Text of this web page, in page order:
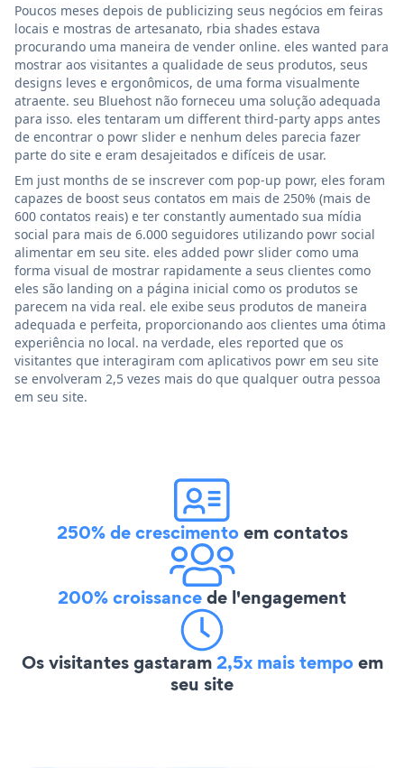
Poucos meses depois de publicizing seus negócios em feiras
locais e mostras de artesanato, rbia shades estava
procurando uma maneira de vender online. eles wanted para
mostrar aos visitantes a qualidade de seus produtos, seus
designs leves e ergonômicos, de uma forma visualmente
atraente. seu Bluehost não forneceu uma solução adequada
para isso. eles tentaram um different third-party apps antes
de encontrar o powr slider e nenhum deles parecia fazer
parte do site e eram desajeitados e difíceis de usar.
Em just months de se inscrever com pop-up powr, eles foram
capazes de boost seus contatos em mais de 250% (mais de
600 contatos reais) e ter constantly aumentado sua mídia
social para mais de 6.000 seguidores utilizando powr social
alimentar em seu site. eles added powr slider como uma
forma visual de mostrar rapidamente a seus clientes como
eles são landing on a página inicial como os produtos se
parecem na vida real. ele exibe seus produtos de maneira
adequada e perfeita, proporcionando aos clientes uma ótima
experiência no local. na verdade, eles reported que os
visitantes que interagiram com aplicativos powr em seu site
se envolveram 2,5 vezes mais do que qualquer outra pessoa
em seu site.
250% de crescimentoem contatos
200% croissancede l'engagement
Os visitantes gastaram2,5x mais tempoem
seu site